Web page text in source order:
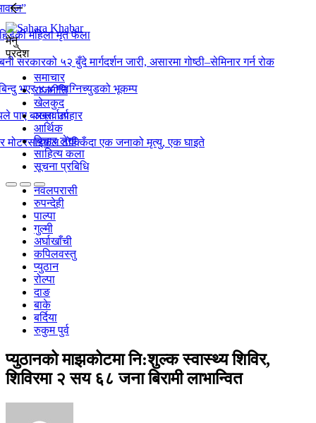
महिला मृत फेला
सरकारको ५२ बुँदे मार्गदर्शन जारी, असारमा गोष्ठी–सेमिनार गर्न रोक
भएर ४.४ म्याग्निच्युडको भूकम्प
पाए बाख्रा उपहार
र मोटरसाइकल ठोक्किँदा एक जनाको मृत्यु, एक घाइते
मेनु
प्रदेश
समाचार
राजनीति
खेलकुद
अन्तर्वार्ता
आर्थिक
बिचार लेख
साहित्य कला
सूचना प्रबिधि
नवलपरासी
रुपन्देही
पाल्पा
गुल्मी
अर्घाखाँची
कपिलवस्तु
प्युठान
रोल्पा
दाङ
बाके
बर्दिया
रुकुम पुर्व
प्युठानको माझकोटमा नि:शुल्क स्वास्थ्य शिविर,
शिविरमा २ सय ६८ जना बिरामी लाभान्वित